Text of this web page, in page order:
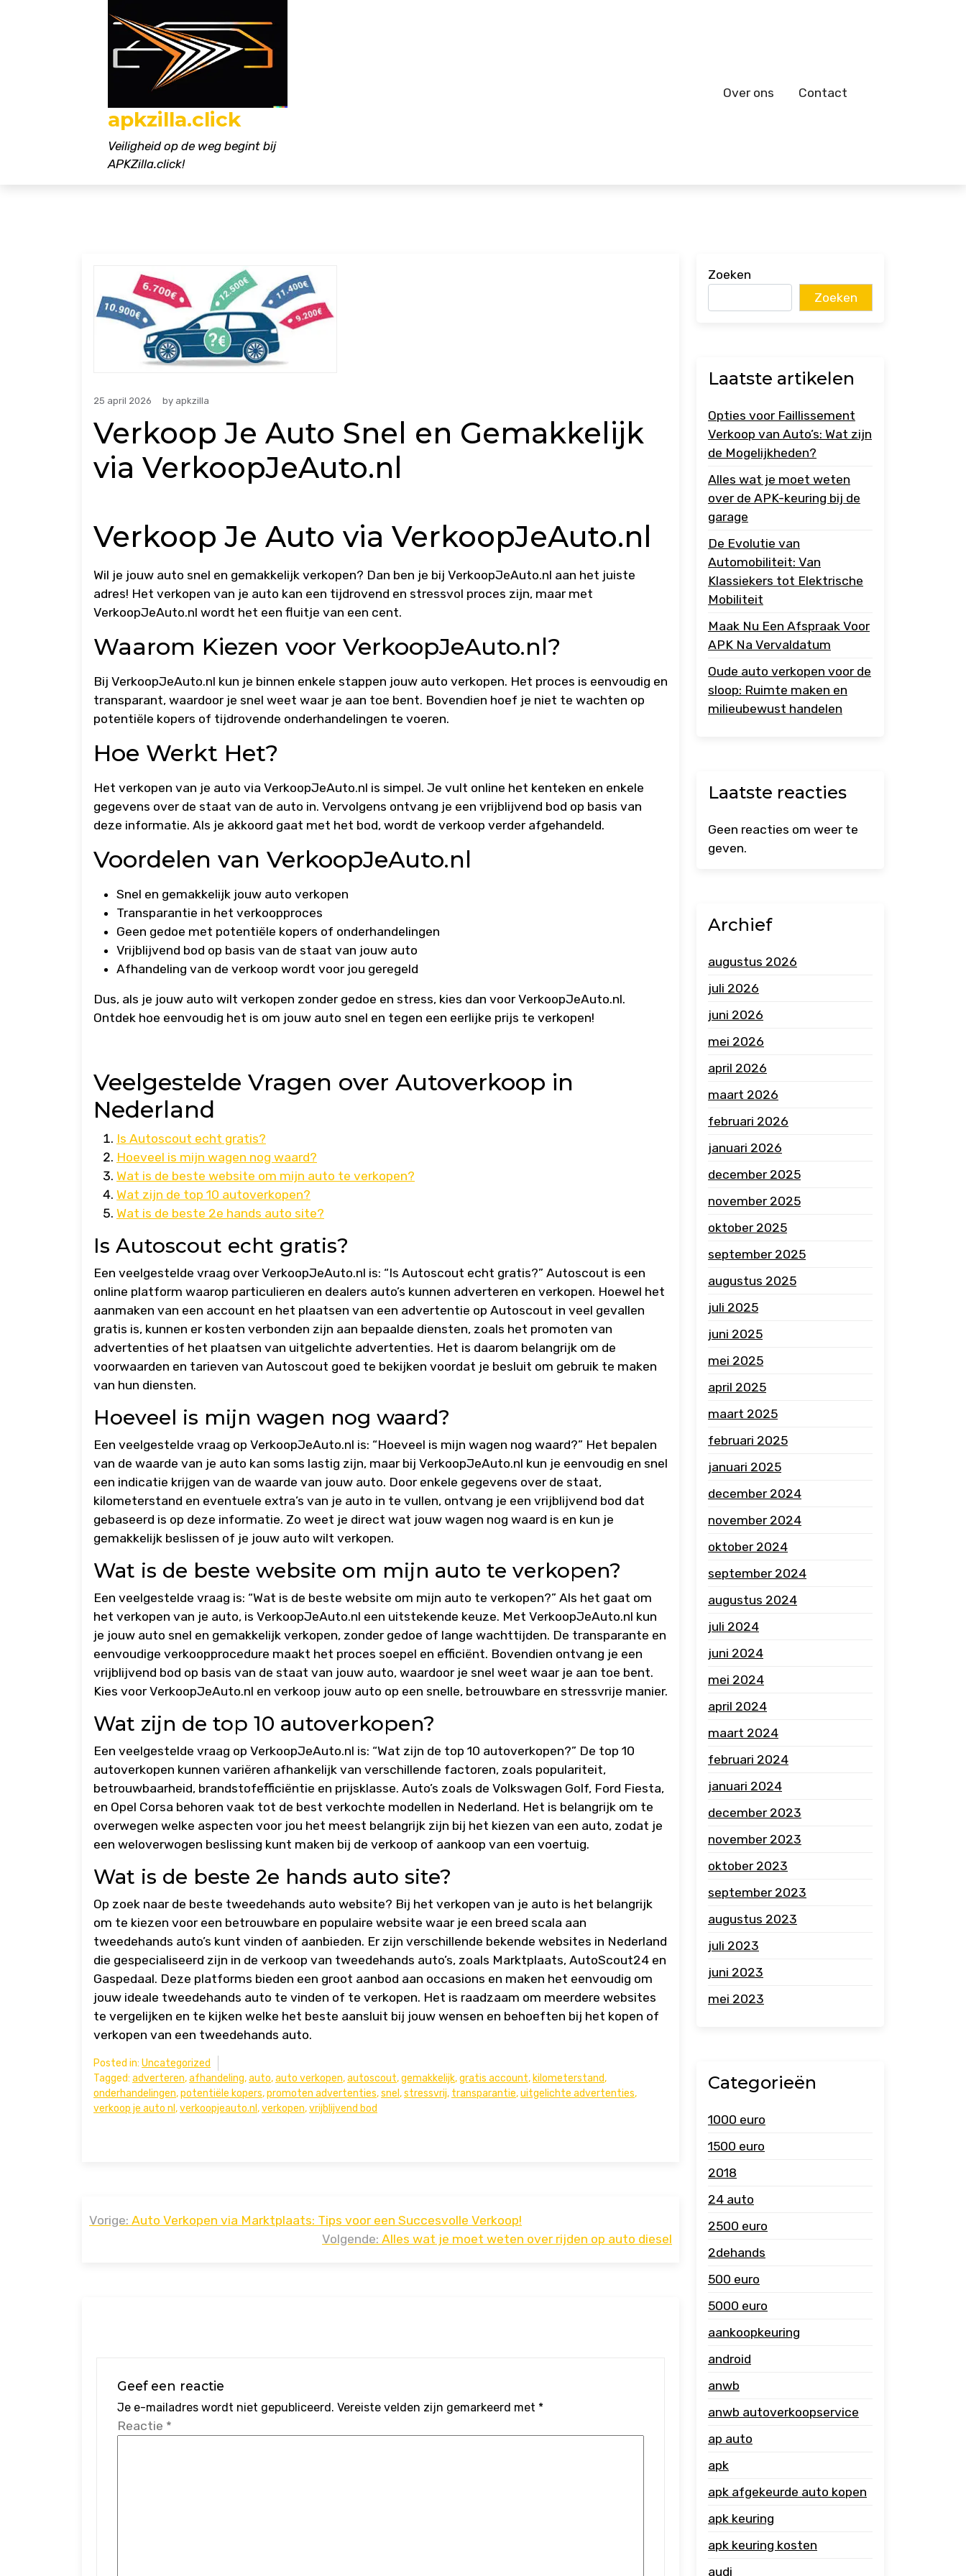
apkzilla.click
Veiligheid op de weg begint bij
APKZilla.click!
Over ons Contact
25 april 2026 by apkzilla
Verkoop Je Auto Snel en Gemakkelijk
via VerkoopJeAuto.nl
Verkoop Je Auto via VerkoopJeAuto.nl
Wil je jouw auto snel en gemakkelijk verkopen? Dan ben je bij VerkoopJeAuto.nl aan het juiste
adres! Het verkopen van je auto kan een tijdrovend en stressvol proces zijn, maar met
VerkoopJeAuto.nl wordt het een fluitje van een cent.
Waarom Kiezen voor VerkoopJeAuto.nl?
Bij VerkoopJeAuto.nl kun je binnen enkele stappen jouw auto verkopen. Het proces is eenvoudig en
transparant, waardoor je snel weet waar je aan toe bent. Bovendien hoef je niet te wachten op
potentiële kopers of tijdrovende onderhandelingen te voeren.
Hoe Werkt Het?
Het verkopen van je auto via VerkoopJeAuto.nl is simpel. Je vult online het kenteken en enkele
gegevens over de staat van de auto in. Vervolgens ontvang je een vrijblijvend bod op basis van
deze informatie. Als je akkoord gaat met het bod, wordt de verkoop verder afgehandeld.
Voordelen van VerkoopJeAuto.nl
Snel en gemakkelijk jouw auto verkopen
Transparantie in het verkoopproces
Geen gedoe met potentiële kopers of onderhandelingen
Vrijblijvend bod op basis van de staat van jouw auto
Afhandeling van de verkoop wordt voor jou geregeld
Dus, als je jouw auto wilt verkopen zonder gedoe en stress, kies dan voor VerkoopJeAuto.nl.
Ontdek hoe eenvoudig het is om jouw auto snel en tegen een eerlijke prijs te verkopen!
Veelgestelde Vragen over Autoverkoop in
Nederland
Is Autoscout echt gratis?
Hoeveel is mijn wagen nog waard?
Wat is de beste website om mijn auto te verkopen?
Wat zijn de top 10 autoverkopen?
Wat is de beste 2e hands auto site?
Is Autoscout echt gratis?
Een veelgestelde vraag over VerkoopJeAuto.nl is: “Is Autoscout echt gratis?” Autoscout is een
online platform waarop particulieren en dealers auto’s kunnen adverteren en verkopen. Hoewel het
aanmaken van een account en het plaatsen van een advertentie op Autoscout in veel gevallen
gratis is, kunnen er kosten verbonden zijn aan bepaalde diensten, zoals het promoten van
advertenties of het plaatsen van uitgelichte advertenties. Het is daarom belangrijk om de
voorwaarden en tarieven van Autoscout goed te bekijken voordat je besluit om gebruik te maken
van hun diensten.
Hoeveel is mijn wagen nog waard?
Een veelgestelde vraag op VerkoopJeAuto.nl is: “Hoeveel is mijn wagen nog waard?” Het bepalen
van de waarde van je auto kan soms lastig zijn, maar bij VerkoopJeAuto.nl kun je eenvoudig en snel
een indicatie krijgen van de waarde van jouw auto. Door enkele gegevens over de staat,
kilometerstand en eventuele extra’s van je auto in te vullen, ontvang je een vrijblijvend bod dat
gebaseerd is op deze informatie. Zo weet je direct wat jouw wagen nog waard is en kun je
gemakkelijk beslissen of je jouw auto wilt verkopen.
Wat is de beste website om mijn auto te verkopen?
Een veelgestelde vraag is: “Wat is de beste website om mijn auto te verkopen?” Als het gaat om
het verkopen van je auto, is VerkoopJeAuto.nl een uitstekende keuze. Met VerkoopJeAuto.nl kun
je jouw auto snel en gemakkelijk verkopen, zonder gedoe of lange wachttijden. De transparante en
eenvoudige verkoopprocedure maakt het proces soepel en efficiënt. Bovendien ontvang je een
vrijblijvend bod op basis van de staat van jouw auto, waardoor je snel weet waar je aan toe bent.
Kies voor VerkoopJeAuto.nl en verkoop jouw auto op een snelle, betrouwbare en stressvrije manier.
Wat zijn de top 10 autoverkopen?
Een veelgestelde vraag op VerkoopJeAuto.nl is: “Wat zijn de top 10 autoverkopen?” De top 10
autoverkopen kunnen variëren afhankelijk van verschillende factoren, zoals populariteit,
betrouwbaarheid, brandstofefficiëntie en prijsklasse. Auto’s zoals de Volkswagen Golf, Ford Fiesta,
en Opel Corsa behoren vaak tot de best verkochte modellen in Nederland. Het is belangrijk om te
overwegen welke aspecten voor jou het meest belangrijk zijn bij het kiezen van een auto, zodat je
een weloverwogen beslissing kunt maken bij de verkoop of aankoop van een voertuig.
Wat is de beste 2e hands auto site?
Op zoek naar de beste tweedehands auto website? Bij het verkopen van je auto is het belangrijk
om te kiezen voor een betrouwbare en populaire website waar je een breed scala aan
tweedehands auto’s kunt vinden of aanbieden. Er zijn verschillende bekende websites in Nederland
die gespecialiseerd zijn in de verkoop van tweedehands auto’s, zoals Marktplaats, AutoScout24 en
Gaspedaal. Deze platforms bieden een groot aanbod aan occasions en maken het eenvoudig om
jouw ideale tweedehands auto te vinden of te verkopen. Het is raadzaam om meerdere websites
te vergelijken en te kijken welke het beste aansluit bij jouw wensen en behoeften bij het kopen of
verkopen van een tweedehands auto.
Posted in: Uncategorized
Tagged: adverteren,afhandeling,auto,auto verkopen,autoscout,gemakkelijk,gratis account, kilometerstand,
onderhandelingen,potentiële kopers,promoten advertenties,snel ,stressvrij, transparantie,uitgelichte advertenties,
verkoop je auto nl ,verkoopjeauto.nl ,verkopen,vrijblijvend bod
Bericht
navigatie
Vorige: Auto Verkopen via Marktplaats: Tips voor een Succesvolle Verkoop!
Volgende: Alles wat je moet weten over rijden op auto diesel
Geef een reactie
Je e-mailadres wordt niet gepubliceerd. Vereiste velden zijn gemarkeerd met *
Reactie *
Zoeken
Zoeken
Laatste artikelen
Opties voor Faillissement
Verkoop van Auto’s: Wat zijn
de Mogelijkheden?
Alles wat je moet weten
over de APK-keuring bij de
garage
De Evolutie van
Automobiliteit: Van
Klassiekers tot Elektrische
Mobiliteit
Maak Nu Een Afspraak Voor
APK Na Vervaldatum
Oude auto verkopen voor de
sloop: Ruimte maken en
milieubewust handelen
Laatste reacties
Geen reacties om weer te
geven.
Archief
augustus 2026
juli 2026
juni 2026
mei 2026
april 2026
maart 2026
februari 2026
januari 2026
december 2025
november 2025
oktober 2025
september 2025
augustus 2025
juli 2025
juni 2025
mei 2025
april 2025
maart 2025
februari 2025
januari 2025
december 2024
november 2024
oktober 2024
september 2024
augustus 2024
juli 2024
juni 2024
mei 2024
april 2024
maart 2024
februari 2024
januari 2024
december 2023
november 2023
oktober 2023
september 2023
augustus 2023
juli 2023
juni 2023
mei 2023
Categorieën
1000 euro
1500 euro
2018
24 auto
2500 euro
2dehands
500 euro
5000 euro
aankoopkeuring
android
anwb
anwb autoverkoopservice
ap auto
apk
apk afgekeurde auto kopen
apk keuring
apk keuring kosten
audi